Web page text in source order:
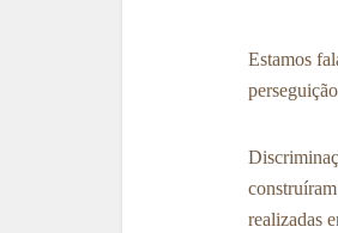
Estamos
realizadas